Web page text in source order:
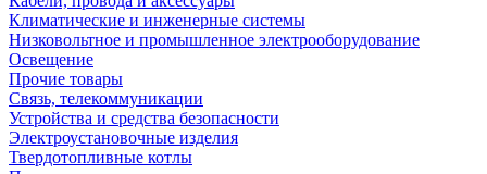
Климатические и инженерные системы
Низковольтное и промышленное электрооборудование
Освещение
Прочие товары
Связь, телекоммуникации
Устройства и средства безопасности
Электроустановочные изделия
Твердотопливные котлы